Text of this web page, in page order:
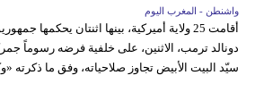
واشنطن - المغرب اليوم
أقامت 25 ولاية أميركية، بينها اثنتان
سيّد البيت الأبيض تجاوز صلاحياته، وفق ما ذكرته